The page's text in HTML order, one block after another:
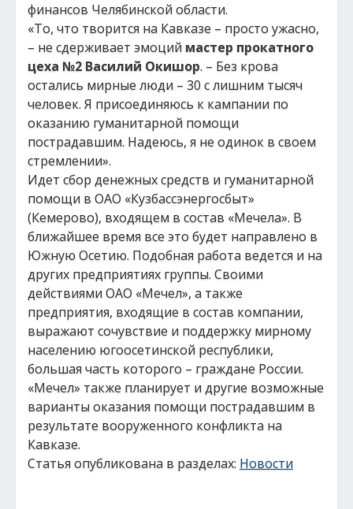
финансов Челябинской области.
«То, что творится на Кавказе – просто ужасно,
– не сдерживает эмоций мастер прокатного
цеха №2 Василий Окишор. – Без крова
остались мирные люди – 30 с лишним тысяч
человек. Я присоединяюсь к кампании по
оказанию гуманитарной помощи
пострадавшим. Надеюсь, я не одинок в своем
стремлении».
Идет сбор денежных средств и гуманитарной
помощи в ОАО «Кузбассэнергосбыт»
(Кемерово), входящем в состав «Мечела». В
ближайшее время все это будет направлено в
Южную Осетию. Подобная работа ведется и на
других предприятиях группы. Своими
действиями ОАО «Мечел», а также
предприятия, входящие в состав компании,
выражают сочувствие и поддержку мирному
населению югоосетинской республики,
большая часть которого – граждане России.
«Мечел» также планирует и другие возможные
варианты оказания помощи пострадавшим в
результате вооруженного конфликта на
Кавказе.
Статья опубликована в разделах: Новости